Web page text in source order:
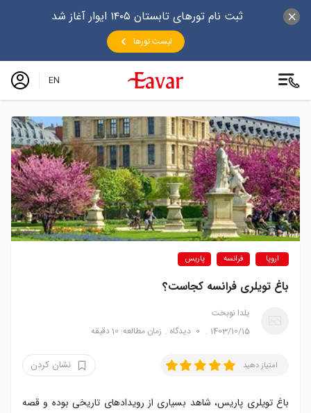
ثبت نام تورهای تابستان ۱۴۰۵ ایوار آغاز شد
لیست تورها
EN
اروپا فرانسه پاریس
باغ تویلری فرانسه کجاست؟
یلدا نوبخت
1403/10/15
0 دیدگاه زمان مطالعه: 10 دقیقه
امتیاز دهید نشان کردن
باغ تویلری پاریس، شاهد بسیاری از رویدادهای تاریخی بوده و قصه